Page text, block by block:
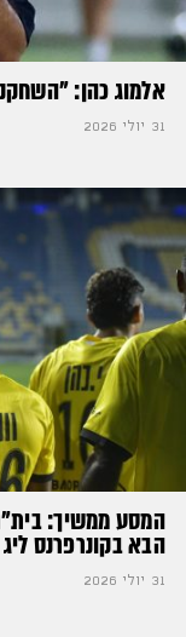
אלמוג כהן:
31 יולי 2026
המסע ממשיך:
הבא בקונרפרנס ליג
31 יולי 2026